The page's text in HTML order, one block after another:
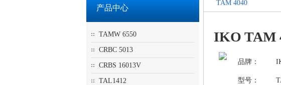
产品中心
TAMW 6550
CRBC 5013
CRBS 16013V
TAL1412
TAM 4040
IKO TAM
品牌：
型号：